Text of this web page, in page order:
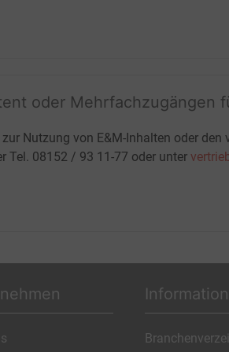
oder Mehrfachzugängen
Nutzung von E&M-Inhalten oder den
Tel. 08152 / 93 11-77 oder unter